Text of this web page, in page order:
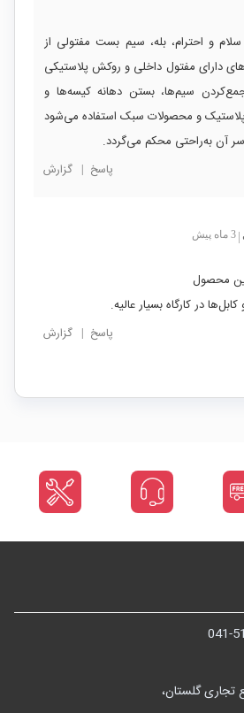
سلام و احترام، بله، سیم بست مفتولی از
دارای مفتول داخلی و روکش پلاستیکی
سیم‌ها، بستن دهانه کیسه‌ها و
پلاستیک و محصولات سبک استفاده می‌شود
سر آن به‌راحتی محکم می‌گردد.
پاسخ | گزارش
3 ماه پیش
محصول
در کارگاه بسیار عالیه.
پاسخ | گزارش
041-
تجاری گلستان،